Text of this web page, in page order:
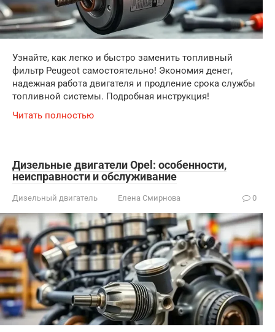
Узнайте, как легко и быстро заменить топливный
фильтр Peugeot самостоятельно! Экономия денег,
надежная работа двигателя и продление срока службы
топливной системы. Подробная инструкция!
Читать полностью
Дизельные двигатели Opel: особенности,
неисправности и обслуживание
Дизельный двигатель Елена Смирнова 0